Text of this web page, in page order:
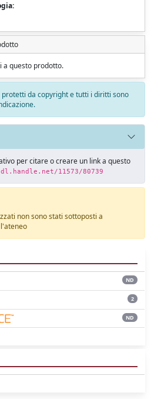
a questo prodotto.
protetti da copyright e tutti i diritti sono
per citare o creare un link a questo
11573/80739
non sono stati sottoposti a
ND
2
ND